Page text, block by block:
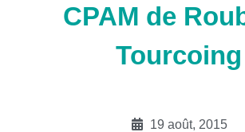
CPAM de
Tourcoing
19 août, 2015